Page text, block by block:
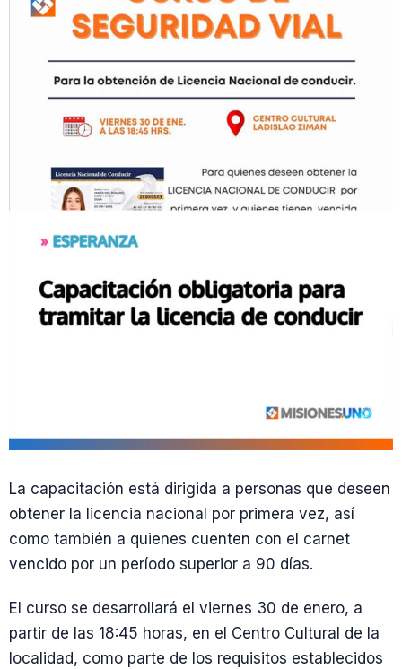
La capacitación está dirigida a personas que deseen
obtener la licencia nacional por primera vez, así
como también a quienes cuenten con el carnet
vencido por un período superior a 90 días.
El curso se desarrollará el viernes 30 de enero, a
partir de las 18:45 horas, en el Centro Cultural de la
localidad, como parte de los requisitos establecidos